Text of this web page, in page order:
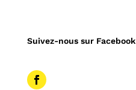
Suivez-nous sur Facebook